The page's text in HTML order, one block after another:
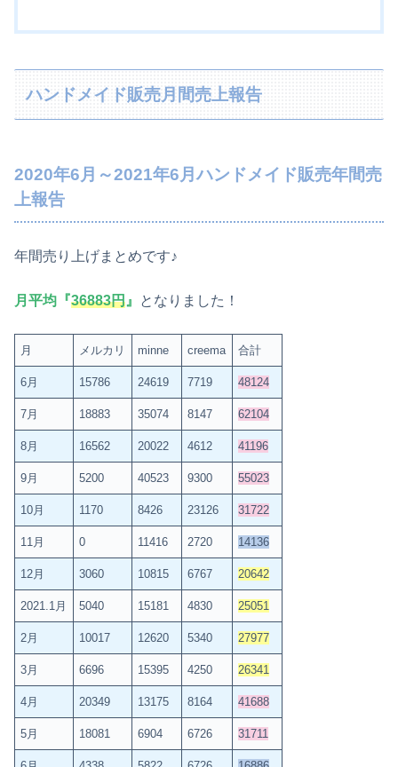
ハンドメイド販売月間売上報告
2020年6月～2021年6月ハンドメイド販売年間売
上報告
年間売り上げまとめです♪
月平均『36883円 』 となりました！
月 メルカリ minne creema 合計
6月 15786 24619 7719 48124
7月 18883 35074 8147 62104
8月 16562 20022 4612 41196
9月 5200 40523 9300 55023
10月 1170 8426 23126 31722
11月 0 11416 2720 14136
12月 3060 10815 6767 20642
2021.1月 5040 15181 4830 25051
2月 10017 12620 5340 27977
3月 6696 15395 4250 26341
4月 20349 13175 8164 41688
5月 18081 6904 6726 31711